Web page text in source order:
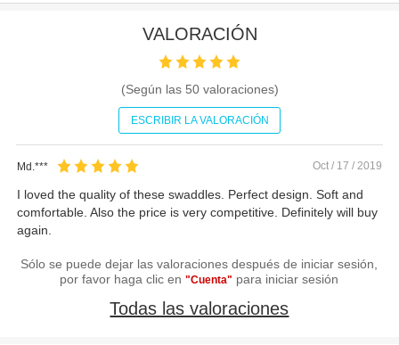
VALORACIÓN
(Según las 50valoraciones)
ESCRIBIR LA VALORACIÓN
Md.*** Oct / 17 / 2019
I loved the quality of these swaddles. Perfect design. Soft and
comfortable. Also the price is very competitive. Definitely will buy
again.
Sólo se puede dejar las valoraciones después de iniciar sesión,
por favor haga clic en"Cuenta" para iniciar sesión
Todas las valoraciones